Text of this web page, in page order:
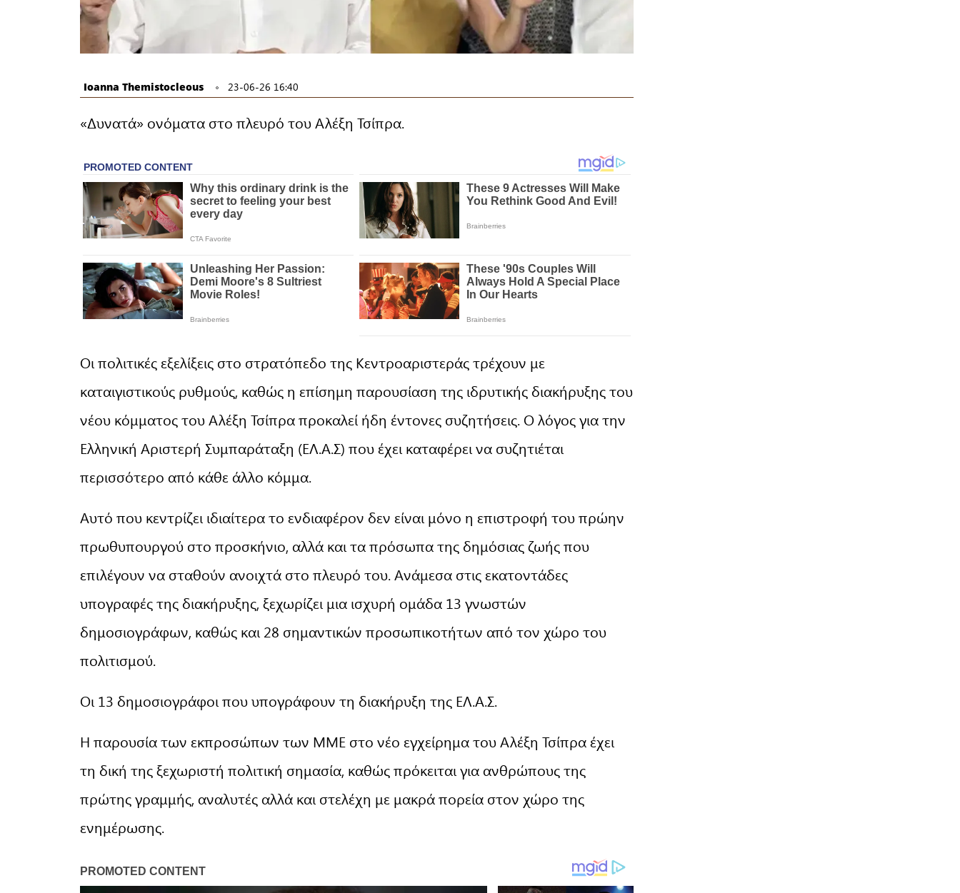
Ioanna Themistocleous 23-06-26 16:40
«Δυνατά» ονόματα στο πλευρό του Αλέξη Τσίπρα.
Οι πολιτικές εξελίξεις στο στρατόπεδο της Κεντροαριστεράς τρέχουν με
καταιγιστικούς ρυθμούς, καθώς η επίσημη παρουσίαση της ιδρυτικής διακήρυξης του
νέου κόμματος του Αλέξη Τσίπρα προκαλεί ήδη έντονες συζητήσεις. Ο λόγος για την
Ελληνική Αριστερή Συμπαράταξη (ΕΛ.Α.Σ) που έχει καταφέρει να συζητιέται
περισσότερο από κάθε άλλο κόμμα.
Αυτό που κεντρίζει ιδιαίτερα το ενδιαφέρον δεν είναι μόνο η επιστροφή του πρώην
πρωθυπουργού στο προσκήνιο, αλλά και τα πρόσωπα της δημόσιας ζωής που
επιλέγουν να σταθούν ανοιχτά στο πλευρό του. Ανάμεσα στις εκατοντάδες
υπογραφές της διακήρυξης, ξεχωρίζει μια ισχυρή ομάδα 13 γνωστών
δημοσιογράφων, καθώς και 28 σημαντικών προσωπικοτήτων από τον χώρο του
πολιτισμού.
Οι 13 δημοσιογράφοι που υπογράφουν τη διακήρυξη της ΕΛ.Α.Σ.
Η παρουσία των εκπροσώπων των ΜΜΕ στο νέο εγχείρημα του Αλέξη Τσίπρα έχει
τη δική της ξεχωριστή πολιτική σημασία, καθώς πρόκειται για ανθρώπους της
πρώτης γραμμής, αναλυτές αλλά και στελέχη με μακρά πορεία στον χώρο της
ενημέρωσης.